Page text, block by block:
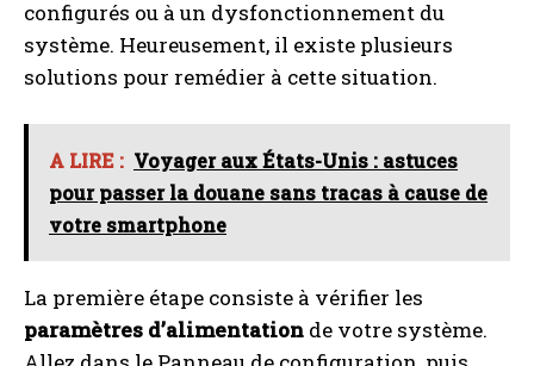
configurés ou à un dysfonctionnement du
système. Heureusement, il existe plusieurs
solutions pour remédier à cette situation.
A LIRE : Voyager aux États-Unis : astuces
pour passer la douane sans tracas à cause de
votre smartphone
La première étape consiste à vérifier les
paramètres d’alimentation de votre système.